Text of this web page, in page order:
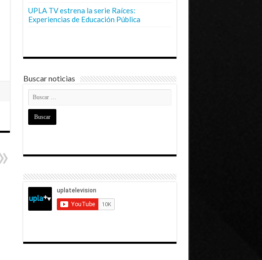
UPLA TV estrena la serie Raíces:
Experiencias de Educación Pública
Buscar noticias